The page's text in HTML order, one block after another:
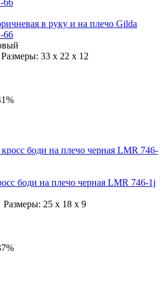
в руку и на плечо Gilda
66
Размеры: 33 x 22 x 12
боди на плечо черная LMR 746-1j
Размеры: 25 x 18 x 9